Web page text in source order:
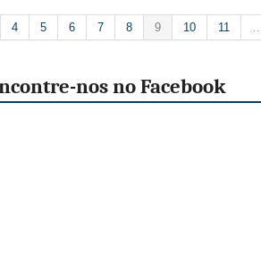
4 5 6 7 8 9 10 11
nos no Facebook